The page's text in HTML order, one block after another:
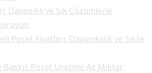
Dayanıklı ve Şık Çözümlerle
Poşet Fiyatları: Dayanıklılık ve Şıklık
Baskılı Poşet Üretimi: Az Miktar,